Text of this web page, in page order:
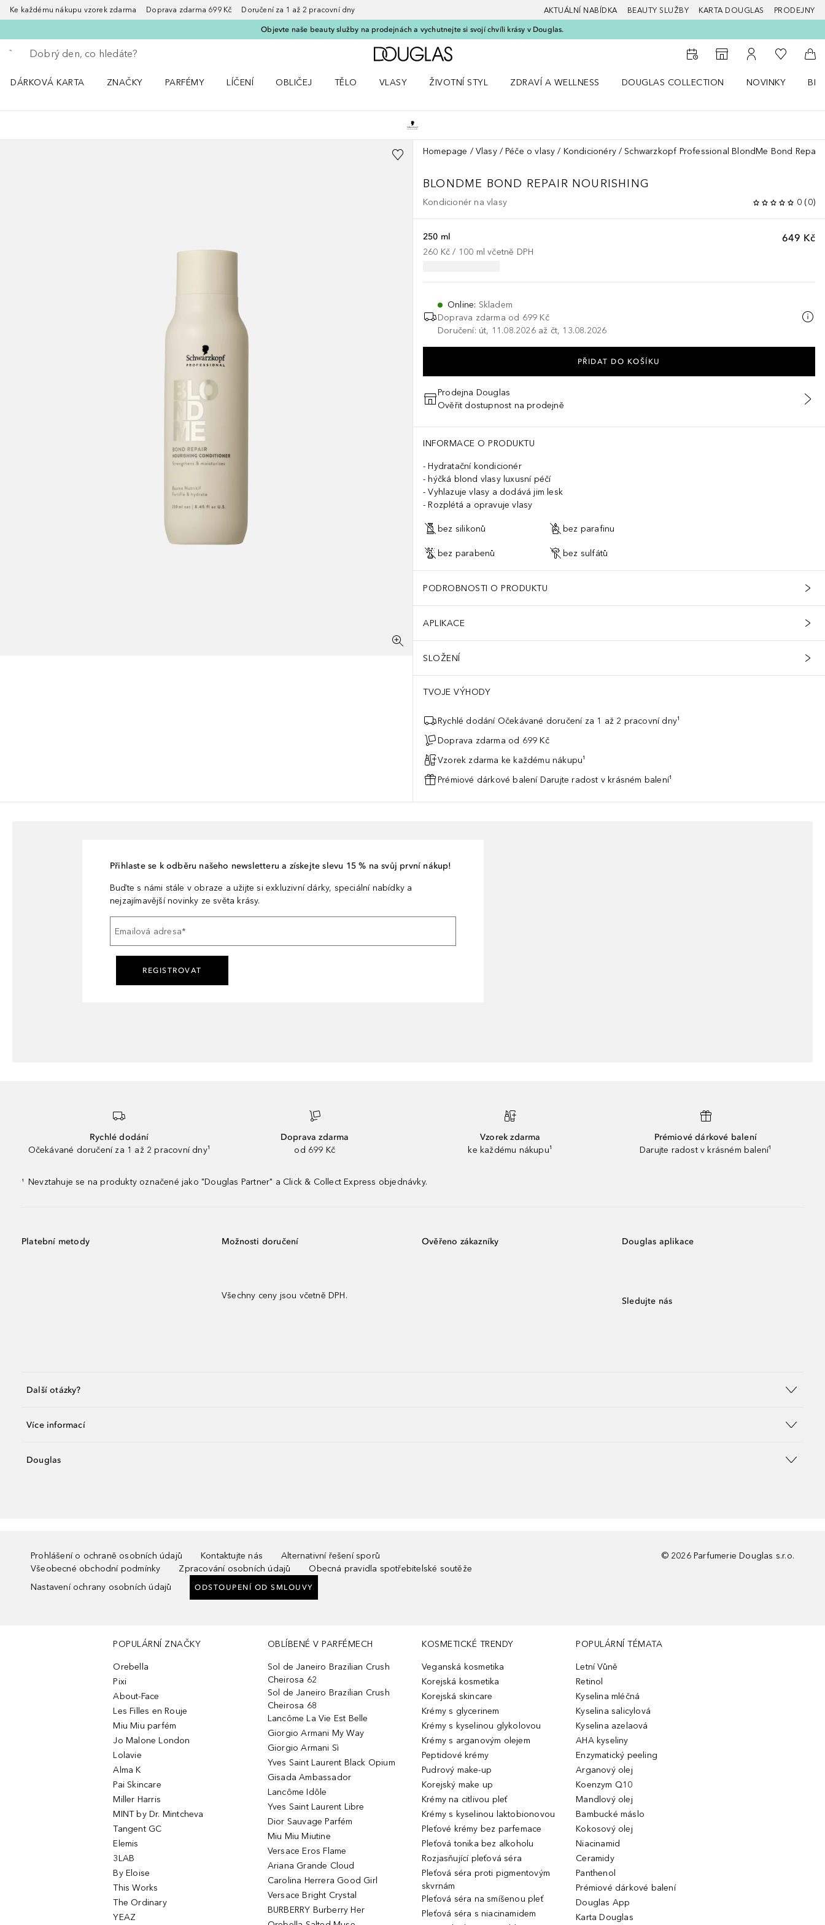
Ke každému nákupu vzorek zdarma Doprava zdarma 699 Kč Doručení za 1 až 2 pracovní dny AKTUÁLNÍ NABÍDKA BEAUTY SLUŽBY KARTA DOUGLAS PRODEJNY
Objevte naše beauty služby na prodejnách a vychutnejte si svojí chvíli krásy v Douglas.
Vraťte se
Proveďte vyhledávání
Domů
K vyhledávači prodejen
K mému účtu
K mému
Do
DÁRKOVÁ KARTA
ZNAČKY
PARFÉMY
LÍČENÍ
OBLIČEJ
TĚLO
VLASY
ŽIVOTNÍ STYL
ZDRAVÍ A WELLNESS
DOUGLAS COLLECTION
NOVINKY
Homepage Vlasy Péče o vlasy Kondicionéry Schwarzkopf Professional BlondMe Bond Repair
BLONDME BOND REPAIR NOURISHING
Kondicionér na vlasy 0 (0)
649 Kč
250 ml
260 Kč / 100 ml včetně DPH
Online: Skladem
Doprava zdarma od 699 Kč
Doručení: út, 11.08.2026 až čt, 13.08.2026
PŘIDAT DO KOŠÍKU
Prodejna Douglas
Ověřit dostupnost na prodejně
INFORMACE O PRODUKTU
Hydratační kondicionér
hýčká blond vlasy luxusní péčí
Vyhlazuje vlasy a dodává jim lesk
Rozplétá a opravuje vlasy
bez silikonů bez parafinu
bez parabenů bez sulfátů
PODROBNOSTI O PRODUKTU
APLIKACE
SLOŽENÍ
TVOJE VÝHODY
Rychlé dodání Očekávané doručení za 1 až 2 pracovní dny¹
Doprava zdarma od 699 Kč
Vzorek zdarma ke každému nákupu¹
Prémiové dárkové balení Darujte radost v krásném balení¹
Přihlaste se k odběru našeho newsletteru a získejte slevu 15 % na svůj první nákup!
Buďte s námi stále v obraze a užijte si exkluzivní dárky, speciální nabídky a
nejzajímavější novinky ze světa krásy.
Emailová adresa*
REGISTROVAT
Rychlé dodání
Očekávané doručení za 1 až 2 pracovní dny¹
Doprava zdarma
od 699 Kč
Vzorek zdarma
ke každému nákupu¹
Prémiové dárkové balení
Darujte radost v krásném balení¹
¹ Nevztahuje se na produkty označené jako "Douglas Partner" a Click & Collect Express objednávky.
Platební metody Možnosti doručení
Všechny ceny jsou včetně DPH.
Ověřeno zákazníky Douglas aplikace
Sledujte nás
Další otázky?
Více informací
Douglas
Prohlášení o ochraně osobních údajů Kontaktujte nás
Alternativní řešení sporů
Všeobecné obchodní podmínky
Zpracování osobních údajů
Obecná pravidla spotřebitelské soutěže
Nastavení ochrany osobních údajů
ODSTOUPENÍ OD SMLOUVY
© 2026 Parfumerie Douglas s.r.o.
POPULÁRNÍ ZNAČKY
Orebella
Pixi
About-Face
Les Filles en Rouje
Miu Miu parfém
Jo Malone London
Lolavie
Alma K
Pai Skincare
Miller Harris
MINT by Dr. Mintcheva
Tangent GC
Elemis
3LAB
By Eloise
This Works
The Ordinary
YEAZ
OBLÍBENÉ V PARFÉMECH
Sol de Janeiro Brazilian Crush
Cheirosa 62
Sol de Janeiro Brazilian Crush
Cheirosa 68
Lancôme La Vie Est Belle
Giorgio Armani My Way
Giorgio Armani Sì
Yves Saint Laurent Black Opium
Gisada Ambassador
Lancôme Idôle
Yves Saint Laurent Libre
Dior Sauvage Parfém
Miu Miu Miutine
Versace Eros Flame
Ariana Grande Cloud
Carolina Herrera Good Girl
Versace Bright Crystal
BURBERRY Burberry Her
KOSMETICKÉ TRENDY
Veganská kosmetika
Korejská kosmetika
Korejská skincare
Krémy s glycerinem
Krémy s kyselinou glykolovou
Krémy s arganovým olejem
Peptidové krémy
Pudrový make-up
Korejský make up
Krémy na citlivou pleť
Krémy s kyselinou laktobionovou
Pleťové krémy bez parfemace
Pleťová tonika bez alkoholu
Rozjasňující pleťová séra
Pleťová séra proti pigmentovým
skvrnám
Pleťová séra na smíšenou pleť
Pleťová séra s niacinamidem
POPULÁRNÍ TÉMATA
Letní Vůně
Retinol
Kyselina mléčná
Kyselina salicylová
Kyselina azelaová
AHA kyseliny
Enzymatický peeling
Arganový olej
Koenzym Q10
Mandlový olej
Bambucké máslo
Kokosový olej
Niacinamid
Ceramidy
Panthenol
Prémiové dárkové balení
Douglas App
Karta Douglas